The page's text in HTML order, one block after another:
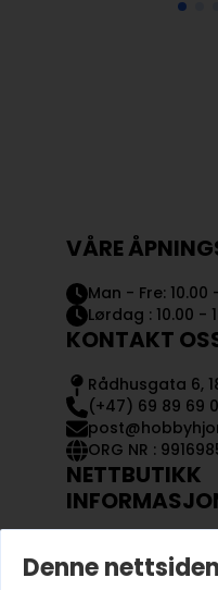
VÅRE
Man - Fre: 10.00
Lørdag : 10.00 -
KONTAKT
Rådhusgata 6,
(+47) 69 89 69
ORG NR :
NETTBUTIKK
OM OSS
Denne